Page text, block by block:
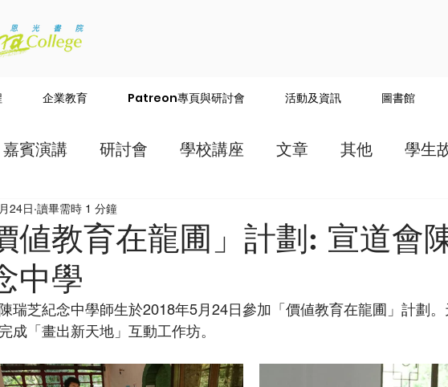
企業教育 Patreon專頁與研討會 活動及資訊 圖書館
嘉賓演講 研討會 學校講座 文章 其他 學生
列
値教育在龍圃」計劃: 宣道會
中學
24日 讀畢需時 1 分鐘
瑞芝紀念中學師生於2018年5月24日參加「價値教育在龍圃」計劃
成「畫出新天地」互動工作坊。